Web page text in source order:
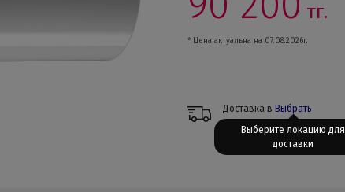
тг.
* Цена актуальна на 07.08.2026г.
Доставка в Выбрать
Выберите локацию для
доставки